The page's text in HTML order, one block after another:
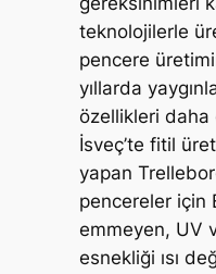
teknolojilerle
pencere
yıllarda
özellikleri daha
İsveç’te fitil
yapan
pencereler için
emmeyen, UV
esnekliği ısı